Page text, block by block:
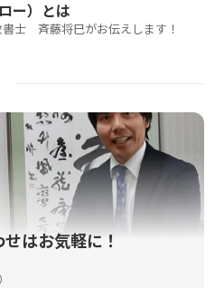
ー）とは
士 斉藤将巳がお伝えします！
はお気軽に！